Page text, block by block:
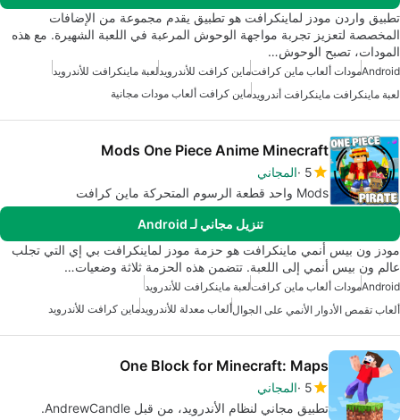
تطبيق واردن مودز لماينكرافت هو تطبيق يقدم مجموعة من الإضافات
المخصصة لتعزيز تجربة مواجهة الوحوش المرعبة في اللعبة الشهيرة. مع هذه
المودات، تصبح الوحوش…
Androidمودات ألعاب ماين كرافتماين كرافت للأندرويد لعبة ماينكرافت للأندرويد
لعبة ماينكرافت ماينكرافت أندرويدماين كرافت ألعاب مودات مجانية
Mods One Piece Anime Minecraft
5 المجاني
Mods واحد قطعة الرسوم المتحركة ماين كرافت
تنزيل مجاني لـ Android
مودز ون بيس أنمي ماينكرافت هو حزمة مودز لماينكرافت بي إي التي تجلب
عالم ون بيس أنمي إلى اللعبة. تتضمن هذه الحزمة ثلاثة وضعيات…
Androidمودات ألعاب ماين كرافتلعبة ماينكرافت للأندرويد
ألعاب تقمص الأدوار الأنمي على الجوالألعاب معدلة للأندرويدماين كرافت للأندرويد
One Block for Minecraft: Maps
5 المجاني
تطبيق مجاني لنظام الأندرويد، من قبل AndrewCandle.